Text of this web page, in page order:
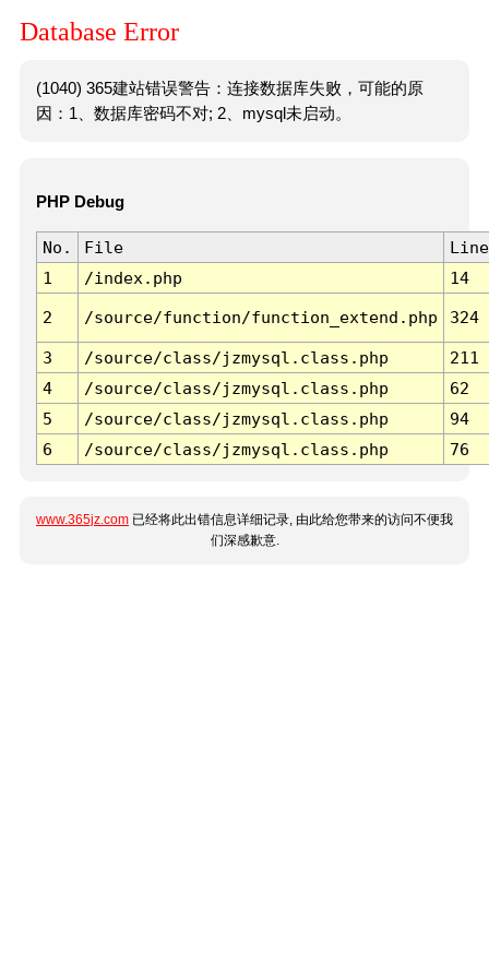
Database Error
(1040) 365建站错误警告：连接数据库失败，可能的原
因：1、数据库密码不对; 2、mysql未启动。
PHP Debug
No. File
Line
1
/index.php 14
2 /source/function/function_extend.php 324
3 /source/class/jzmysql.class.php
211
4
/source/class/jzmysql.class.php
62
5
/source/class/jzmysql.class.php
94
6
/source/class/jzmysql.class.php 76
www.365jz.com 已经将此出错信息详细记录, 由此给您带来的访问不便我
们深感歉意.